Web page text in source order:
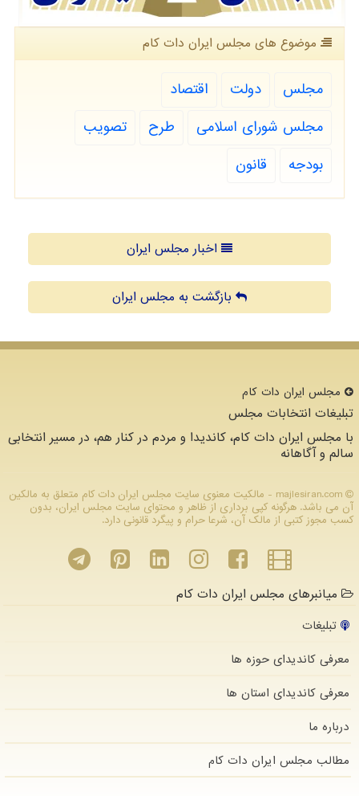
موضوع های مجلس ایران دات كام
مجلس دولت
اقتصاد
مجلس شورای اسلامی
طرح
تصویب
بودجه
قانون
اخبار مجلس ایران
بازگشت به مجلس ایران
مجلس ایران دات كام
تبلیغات انتخابات مجلس
با مجلس ایران دات کام، کاندیدا و مردم در کنار هم، در مسیر انتخابی
سالم و آگاهانه
majlesiran.com - مالکیت معنوی سایت مجلس ایران دات كام متعلق به مالکین
آن می باشد. هرگونه کپی برداری از ظاهر و محتوای سایت مجلس ایران، بدون
کسب مجوز کتبی از مالک آن، شرعا حرام و پیگرد قانونی دارد.
میانبرهای مجلس ایران دات کام
تبلیغات
معرفی کاندیدای حوزه ها
معرفی کاندیدای استان ها
درباره ما
مطالب مجلس ایران دات كام